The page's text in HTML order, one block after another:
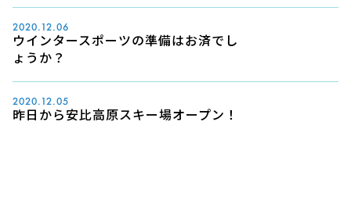
2020.12.06
ウインタースポーツの準備はお済でし
ょうか？
2020.12.05
昨日から安比高原スキー場オープン！